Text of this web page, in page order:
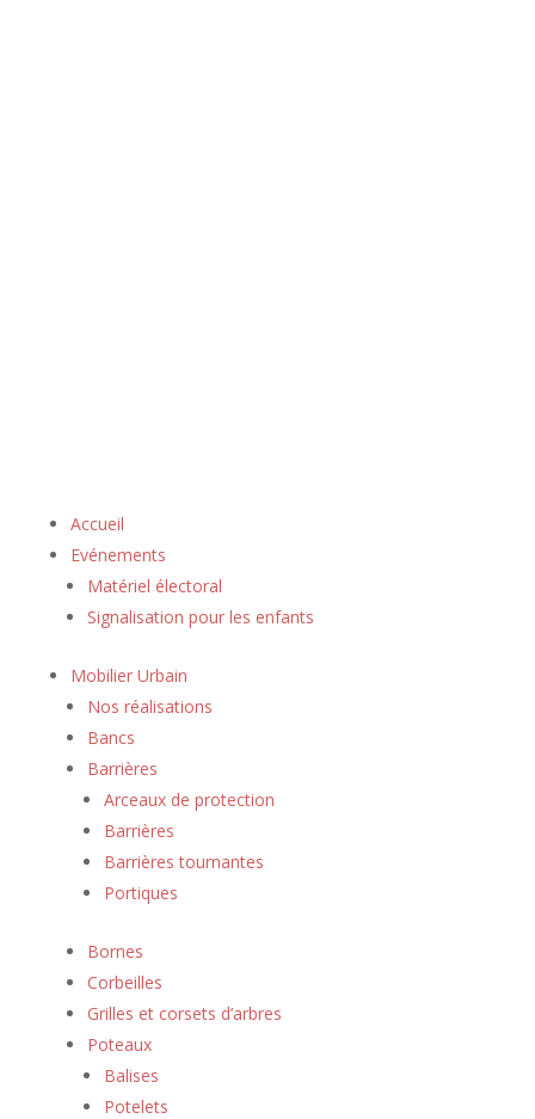
Accueil
Evénements
Matériel électoral
Signalisation pour les enfants
Mobilier Urbain
Nos réalisations
Bancs
Barrières
Arceaux de protection
Barrières
Barrières tournantes
Portiques
Bornes
Corbeilles
Grilles et corsets d’arbres
Poteaux
Balises
Potelets